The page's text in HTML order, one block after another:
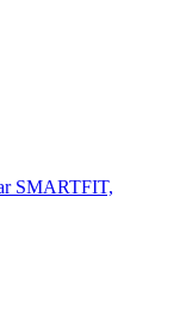
SMARTFIT,